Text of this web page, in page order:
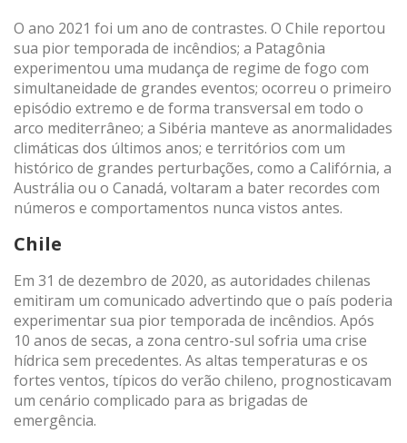
ES EN FR DE IT PT
(+34) 93 867 87 79
Contato
O ano 2021 foi um ano de contrastes. O Chile reportou
sua pior temporada de incêndios; a Patagônia
experimentou uma mudança de regime de fogo com
simultaneidade de grandes eventos; ocorreu o primeiro
episódio extremo e de forma transversal em todo o
arco mediterrâneo; a Sibéria manteve as anormalidades
climáticas dos últimos anos; e territórios com um
histórico de grandes perturbações, como a Califórnia, a
Austrália ou o Canadá, voltaram a bater recordes com
números e comportamentos nunca vistos antes.
Chile
Em 31 de dezembro de 2020, as autoridades chilenas
emitiram um comunicado advertindo que o país poderia
experimentar sua pior temporada de incêndios. Após
10 anos de secas, a zona centro-sul sofria uma crise
hídrica sem precedentes. As altas temperaturas e os
fortes ventos, típicos do verão chileno, prognosticavam
um cenário complicado para as brigadas de
emergência.